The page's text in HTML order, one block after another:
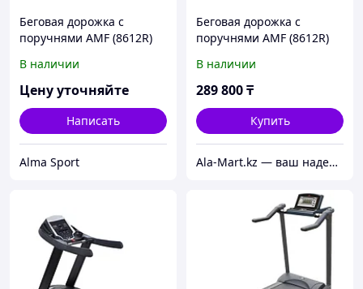
Беговая дорожка с
поручнями AMF (8612R)
В наличии
Цену уточняйте
Написать
Alma Sport
Беговая дорожка с
поручнями AMF (8612R)
В наличии
289 800₸
Купить
Ala-Mart.kz — ваш надежный партнер в мире качественных товаров.